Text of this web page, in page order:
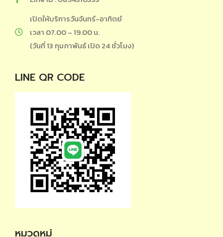
เปิดให้บริการวันจันทร์-อาทิตย์
เวลา 07.00 – 19.00 น.
(วันที่ 13 กุมภาพันธ์ เปิด 24 ชั่วโมง)
LINE QR CODE
หมวดหมู่